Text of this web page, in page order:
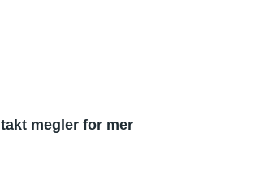
megler for mer